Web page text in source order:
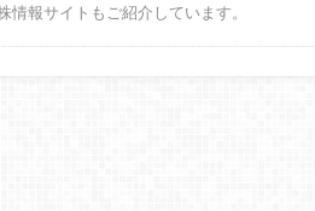
情報サイトもご紹介しています。